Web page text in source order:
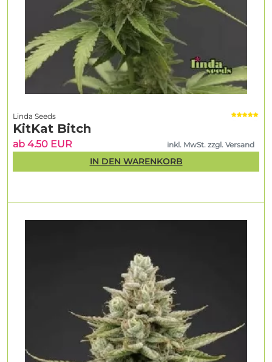
Linda Seeds
KitKat Bitch
ab 4.50 EUR inkl. MwSt. zzgl. Versand
IN DEN WARENKORB